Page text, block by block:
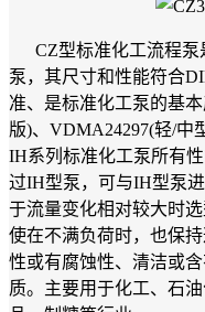
CZ型标准化工流程泵
泵，其尺寸和性能符合
准、是标准化工泵的基
版)、VDMA24297(轻/中
IH系列标准化工泵所有
过IH型泵，可与IH型泵
于流量变化相对较大时
使在不满负荷时，也保
性或有腐蚀性、清洁或
质。主要用于化工、石